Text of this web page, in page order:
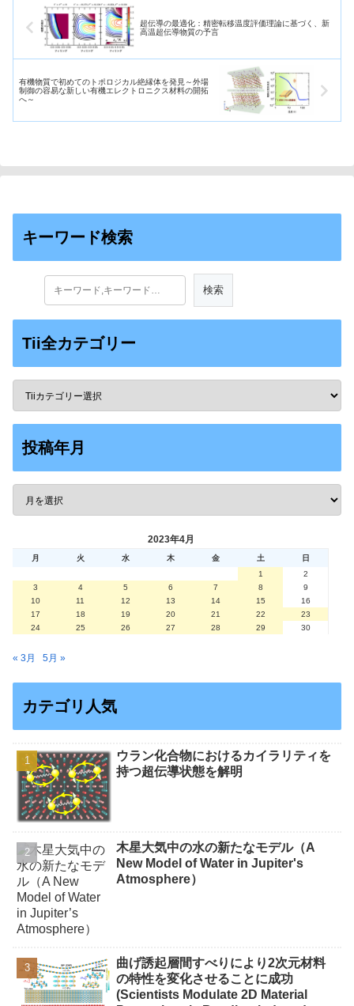
超伝導の最適化：精密転移温度評価理論に基づく、新
高温超伝導物質の予言
有機物質で初めてのトポロジカル絶縁体を発見～外場
制御の容易な新しい有機エレクトロニクス材料の開拓
へ～
キーワード検索
Tii全カテゴリー
投稿年月
2023年4月
月 火 水 木 金 土
日
1
2
3
4 5 6 7 8
9
10
11 12 13 14 15
16
17
18 19 20 21 22
23
24
25 26 27 28 29 30
« 3月 5月 »
カテゴリ人気
ウラン化合物におけるカイラリティを
持つ超伝導状態を解明
木星大気中の水の新たなモデル（A
New Model of Water in Jupiter's
Atmosphere）
曲げ誘起層間すべりにより2次元材料
の特性を変化させることに成功
(Scientists Modulate 2D Material